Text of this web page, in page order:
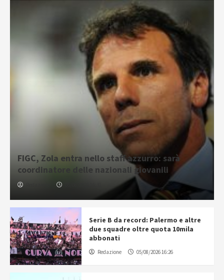
FIGC, Zola entra nello staff azzurro: sarà
coordinatore delle nazionali giovanili
Serie B da record: Palermo e altre
due squadre oltre quota 10mila
abbonati
Redazione 05/08/2026 16:26